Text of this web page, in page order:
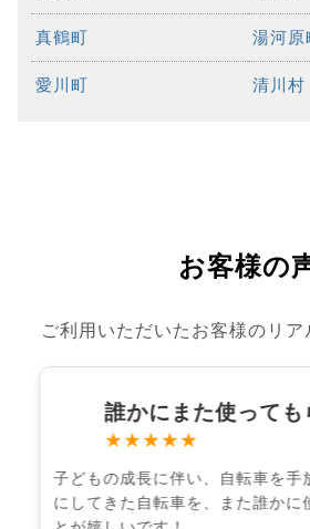
真鶴町 湯河原
愛川町 清川村
お客様の
ご利用いただいたお客様のリア
誰かにまた使っても
★★★★★
子どもの成長に伴い、自転車を手
にしてきた自転車を、また誰かに